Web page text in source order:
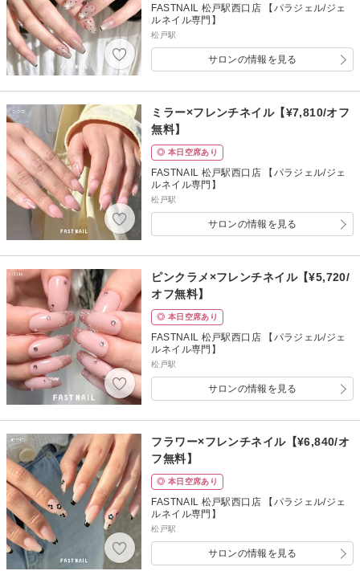
FASTNAIL 松戸駅西口店 【パラジェル/ジェ
ルネイル専門】
松戸駅
サロンの情報を見る
ミラー×フレンチネイル【¥7,810/オフ
無料】
◎ 本日空席あり
FASTNAIL 松戸駅西口店 【パラジェル/ジェ
ルネイル専門】
松戸駅
サロンの情報を見る
ピンクラメ×フレンチネイル【¥5,720/
オフ無料】
◎ 本日空席あり
FASTNAIL 松戸駅西口店 【パラジェル/ジェ
ルネイル専門】
松戸駅
サロンの情報を見る
フラワー×フレンチネイル【¥6,840/オ
フ無料】
◎ 本日空席あり
FASTNAIL 松戸駅西口店 【パラジェル/ジェ
ルネイル専門】
松戸駅
サロンの情報を見る